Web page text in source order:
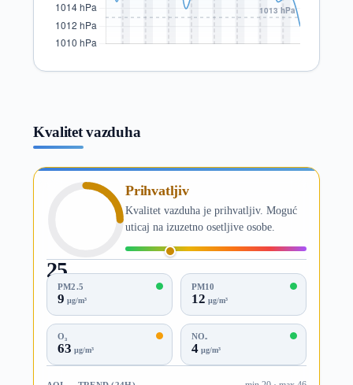
Kvalitet vazduha
25
AQI
Prihvatljiv
Kvalitet vazduha je prihvatljiv. Moguć
uticaj na izuzetno osetljive osobe.
PM2.5
9 µg/m³
PM10
12 µg/m³
O₃
63 µg/m³
NO₂
4µg/m³